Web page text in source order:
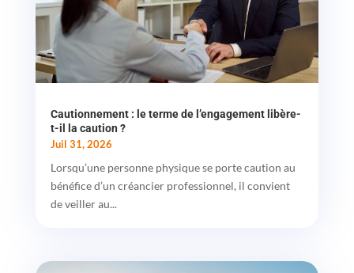
Cautionnement : le terme de l’engagement libère-
t-il la caution ?
Juil 31, 2026
Lorsqu’une personne physique se porte caution au
bénéfice d’un créancier professionnel, il convient
de veiller au...